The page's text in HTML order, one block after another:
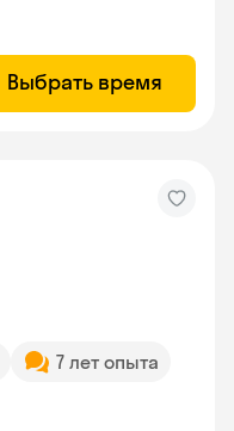
Выбрать время
7 лет опыта